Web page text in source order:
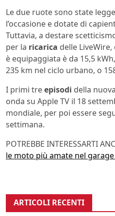
Le due ruote sono state
l’occasione e dotate di
Tuttavia, a destare
per la ricarica delle
è equipaggiata è da 15,5
235 km nel ciclo urbano, o
I primi treepisodi della
onda su Apple TV il 18
mondiale, per poi essere
settimana.
POTREBBE INTERESSARTI
le moto più amate nel
ARTICOLI RECENTI